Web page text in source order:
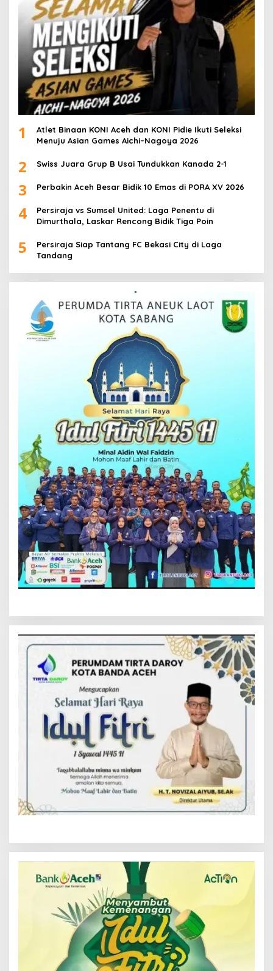
1
Atlet Binaan KONI Aceh dan KONI Pidie Ikuti Seleksi
Menuju Asian Games Aichi–Nagoya 2026
2 Swiss Juara Grup B Usai Tundukkan Kanada 2-1
3 Perbakin Aceh Besar Bidik 10 Emas di PORA XV 2026
4
Persiraja vs Sumsel United: Laga Penentu di
Dimurthala, Laskar Rencong Bidik Tiga Poin
5
Persiraja Siap Tantang FC Bekasi City di Laga
Tandang